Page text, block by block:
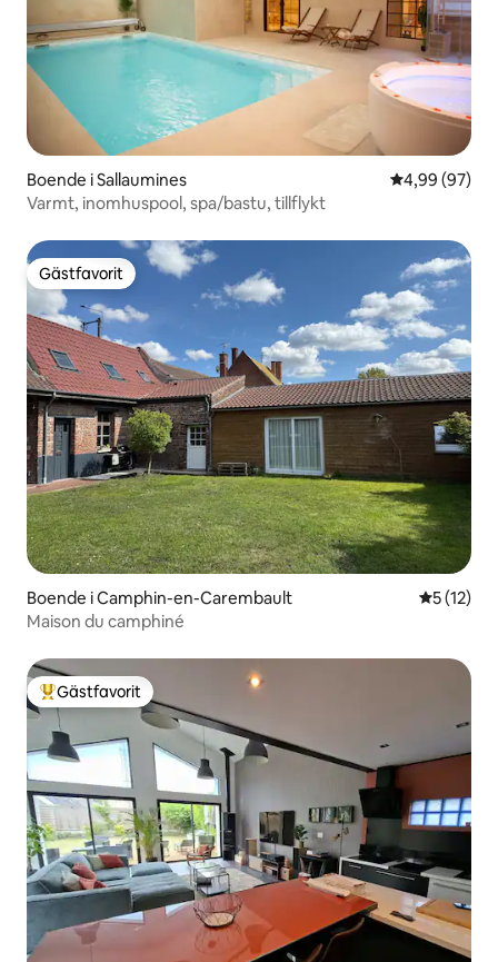
Boende i Sallaumines 4,99 av 5 i
4,99 (97)
Varmt, inomhuspool, spa/bastu, tillflykt
Gästfavorit
Gästfavorit
Boende i Camphin-en-Carembault 5 av 5 i
5 (12)
Maison du camphiné
Populär gästfavorit
Gästfavorit